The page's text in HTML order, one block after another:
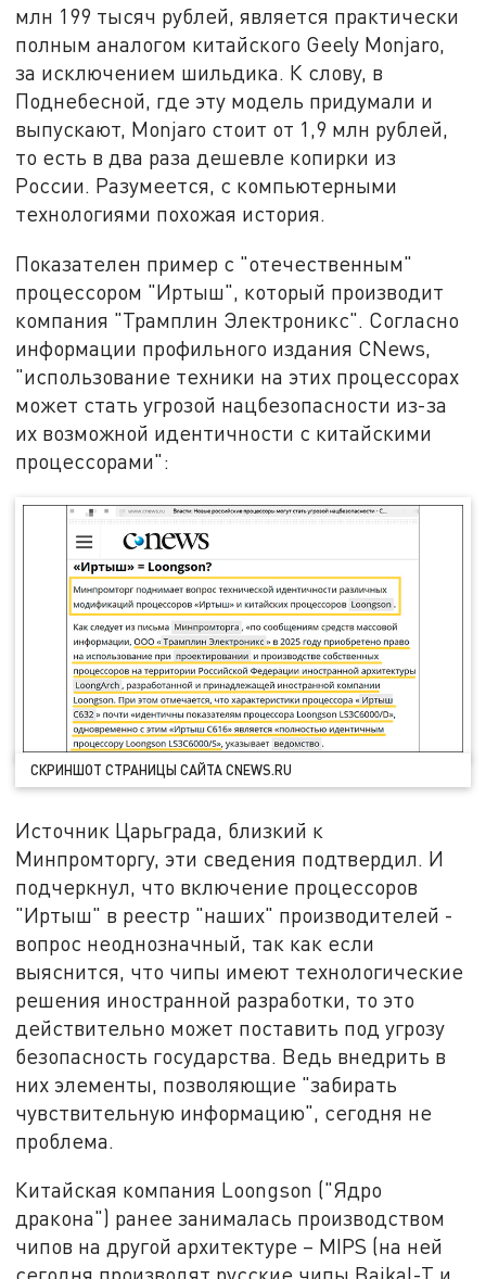
млн 199 тысяч рублей, является практически
полным аналогом китайского Geely Monjaro,
за исключением шильдика. К слову, в
Поднебесной, где эту модель придумали и
выпускают, Monjaro стоит от 1,9 млн рублей,
то есть в два раза дешевле копирки из
России. Разумеется, с компьютерными
технологиями похожая история.
Показателен пример с "отечественным"
процессором "Иртыш", который производит
компания "Трамплин Электроникс". Согласно
информации профильного издания CNews,
"использование техники на этих процессорах
может стать угрозой нацбезопасности из-за
их возможной идентичности с китайскими
процессорами":
СКРИНШОТ СТРАНИЦЫ САЙТА CNEWS.RU
Источник Царьграда, близкий к
Минпромторгу, эти сведения подтвердил. И
подчеркнул, что включение процессоров
"Иртыш" в реестр "наших" производителей -
вопрос неоднозначный, так как если
выяснится, что чипы имеют технологические
решения иностранной разработки, то это
действительно может поставить под угрозу
безопасность государства. Ведь внедрить в
них элементы, позволяющие "забирать
чувствительную информацию", сегодня не
проблема.
Китайская компания Loongson ("Ядро
дракона") ранее занималась производством
чипов на другой архитектуре – MIPS (на ней